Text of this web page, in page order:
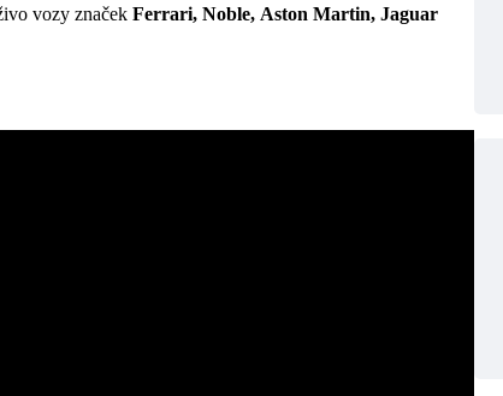
vozy značek Ferrari, Noble, Aston Martin, Jaguar